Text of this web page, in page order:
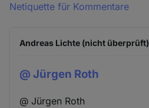
Netiquette für Kommentare
Andreas Lichte (nicht überprüft)
@ Jürgen Roth
@ Jürgen Roth